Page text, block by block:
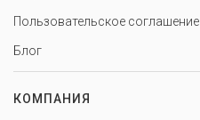
Пользовательское соглашение
Блог
КОМПАНИЯ